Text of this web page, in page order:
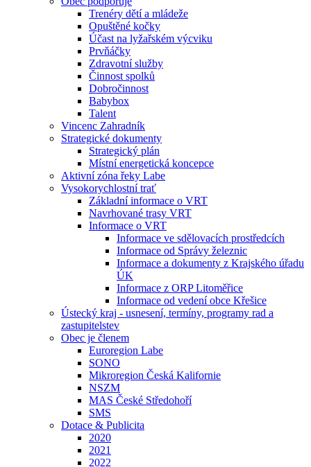
Trenéry dětí a mládeže
Opuštěné kočky
Účast na lyžařském výcviku
Prvňáčky
Zdravotní služby
Činnost spolků
Dobročinnost
Babybox
Talent
Vincenc Zahradník
Strategické dokumenty
Strategický plán
Místní energetická koncepce
Aktivní zóna řeky Labe
Vysokorychlostní trať
Základní informace o VRT
Navrhované trasy VRT
Informace o VRT
Informace ve sdělovacích prostředcích
Informace od Správy železnic
Informace a dokumenty z Krajského úřadu
ÚK
Informace z ORP Litoměřice
Informace od vedení obce Křešice
Ústecký kraj - usnesení, termíny, programy rad a
zastupitelstev
Obec je členem
Euroregion Labe
SONO
Mikroregion Česká Kalifornie
NSZM
MAS České Středohoří
SMS
Dotace & Publicita
2020
2021
2022